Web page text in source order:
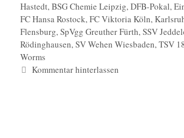
Hastedt,BSG Chemie Leipzig,DFB-Pokal,
FC Hansa Rostock,FC Viktoria Köln,
Flensburg,SpVgg Greuther Fürth,SSV
Rödinghausen,SV Wehen Wiesbaden,TSV
Worms
Kommentar hinterlassen